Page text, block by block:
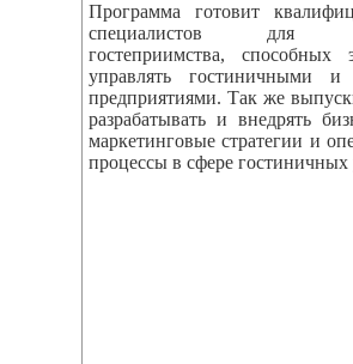
Программа готовит
специалистов для
гостеприимства, способных
управлять гостиничными
предприятиями. Так же
разрабатывать и внедрять
маркетинговые стратегии и
процессы в сфере гостиничных